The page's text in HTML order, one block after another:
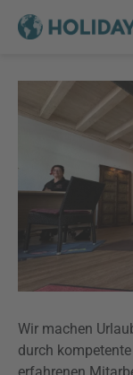
Wir machen
durch
erfahrenen